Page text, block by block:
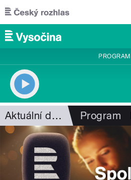
Přejít k hlavnímu obsahu
PROGRAM
Aktuální dění Program